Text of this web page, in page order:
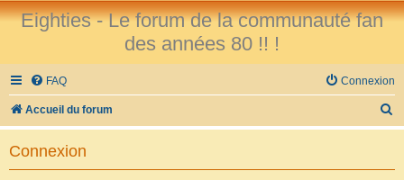
Eighties - Le forum de la communauté fan
des années 80 !! !
FAQ Connexion
Accueil du forum
e
Connexion